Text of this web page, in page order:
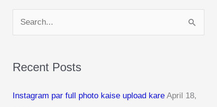
e
r
h
Recent Posts
Instagram par full photo kaise upload kare April 18,